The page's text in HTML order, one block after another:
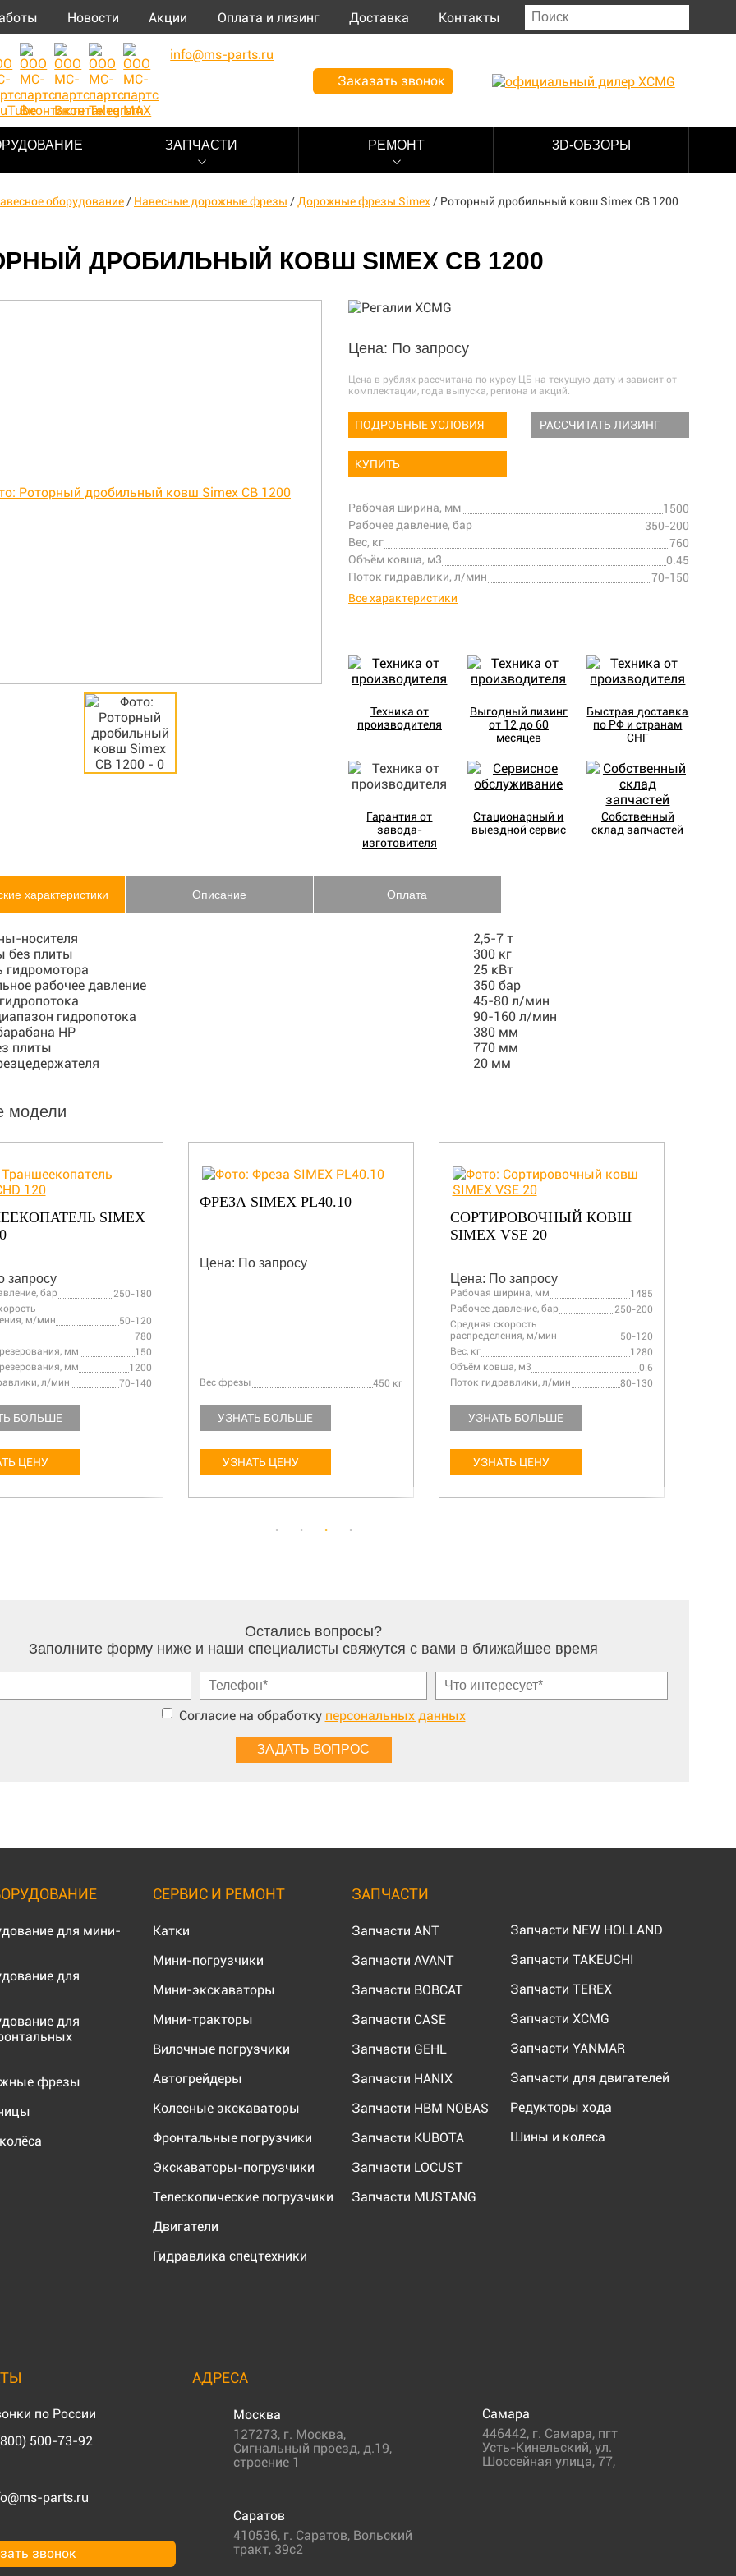
Новости Акции Оплата и лизинг Доставка Контакты
info@ms-parts.ru
Заказать звонок
ЗАПЧАСТИ РЕМОНТ 3D-ОБЗОРЫ
оборудование / Навесные дорожные фрезы / Дорожные фрезы Simex / Роторный дробильный ковш Simex CB 1200
ДРОБИЛЬНЫЙ КОВШ SIMEX CB 1200
Цена: По запросу
Цена в рублях рассчитана по курсу ЦБ на текущую дату и зависит от
комплектации, года выпуска, региона и акций.
ПОДРОБНЫЕ УСЛОВИЯ РАССЧИТАТЬ ЛИЗИНГ
КУПИТЬ
Рабочая ширина, мм
1500
Рабочее давление, бар
350-200
Вес, кг
760
Объём ковша, м3
0.45
Поток гидравлики, л/мин
70-150
Все характеристики
Техника от
производителя
Выгодный лизинг
от 12 до 60
месяцев
Быстрая доставка
по РФ и странам
СНГ
Гарантия от
завода-
изготовителя
Стационарный и
выездной сервис
Собственный
склад запчастей
характеристики Описание Оплата
носителя
2,5-7 т
без плиты
300 кг
25 кВт
рабочее давление
350 бар
45-80 л/мин
гидропотока
90-160 л/мин
HP
380 мм
плиты
770 мм
20 мм
модели
SIMEX
запросу
бар
250-180
м/мин
50-120
780
мм
150
мм
1200
л/мин
70-140
БОЛЬШЕ
ЦЕНУ
ФРЕЗА SIMEX PL40.10
Цена: По запросу
Вес фрезы 450 кг
УЗНАТЬ БОЛЬШЕ
УЗНАТЬ ЦЕНУ
СОРТИРОВОЧНЫЙ КОВШ
SIMEX VSE 20
Цена: По запросу
Рабочая ширина, мм
1485
Рабочее давление, бар
250-200
Средняя скорость
распределения, м/мин
50-120
Вес, кг
1280
Объём ковша, м3
0.6
Поток гидравлики, л/мин
80-130
УЗНАТЬ БОЛЬШЕ
УЗНАТЬ ЦЕНУ
Остались вопросы?
Заполните форму ниже и наши специалисты свяжутся с вами в ближайшее время
Согласие на обработку персональных данных
для мини-
для
для
фрезы
СЕРВИС И РЕМОНТ
Катки
Мини-погрузчики
Мини-экскаваторы
Мини-тракторы
Вилочные погрузчики
Автогрейдеры
Колесные экскаваторы
Фронтальные погрузчики
Экскаваторы-погрузчики
Телескопические погрузчики
Двигатели
Гидравлика спецтехники
ЗАПЧАСТИ
Запчасти ANT
Запчасти AVANT
Запчасти BOBCAT
Запчасти CASE
Запчасти GEHL
Запчасти HANIX
Запчасти HBM NOBAS
Запчасти KUBOTA
Запчасти LOCUST
Запчасти MUSTANG
Запчасти NEW HOLLAND
Запчасти TAKEUCHI
Запчасти TEREX
Запчасти XCMG
Запчасти YANMAR
Запчасти для двигателей
Редукторы хода
Шины и колеса
по России
500-73-92
parts.ru
звонок
АДРЕСА
Москва
127273, г. Москва,
Сигнальный проезд, д.19,
строение 1
Саратов
410536, г. Саратов, Вольский
тракт, 39с2
Самара
446442, г. Самара, пгт
Усть-Кинельский, ул.
Шоссейная улица, 77,